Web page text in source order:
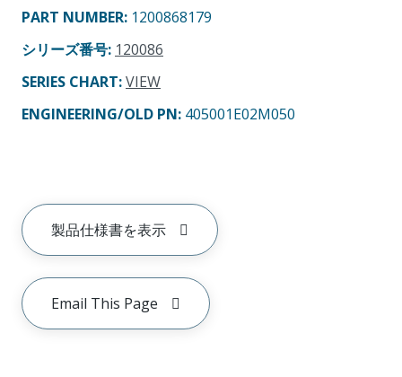
PART NUMBER: 1200868179
シリーズ番号: 120086
SERIES CHART:VIEW
ENGINEERING/OLD PN: 405001E02M050
製品仕様書を表示
Email This Page